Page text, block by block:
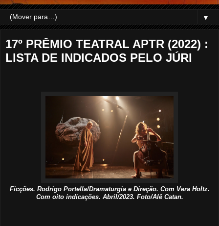
▼
17º PRÊMIO TEATRAL APTR (2022) :
LISTA DE INDICADOS PELO JÚRI
Ficções. Rodrigo Portella/Dramaturgia e Direção. Com Vera Holtz.
Com oito indicações. Abril/2023. Foto/Alê Catan.